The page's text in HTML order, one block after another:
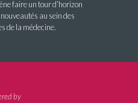
faire un tour d’horizon
au sein des
de la médecine.
by